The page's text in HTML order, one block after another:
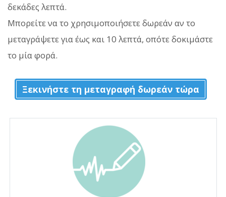
δεκάδες λεπτά.
Μπορείτε να το χρησιμοποιήσετε δωρεάν αν το
μεταγράψετε για έως και 10 λεπτά, οπότε δοκιμάστε
το μία φορά.
Ξεκινήστε τη μεταγραφή δωρεάν τώρα